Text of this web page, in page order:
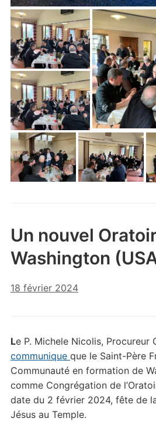
Un nouvel
Washington
18 février 2024
Le P. Michele Nicolis, Procureur
communique que le Saint-Père
Communauté en formation de
comme Congrégation de
date du 2 février 2024, fête de
Jésus au Temple.